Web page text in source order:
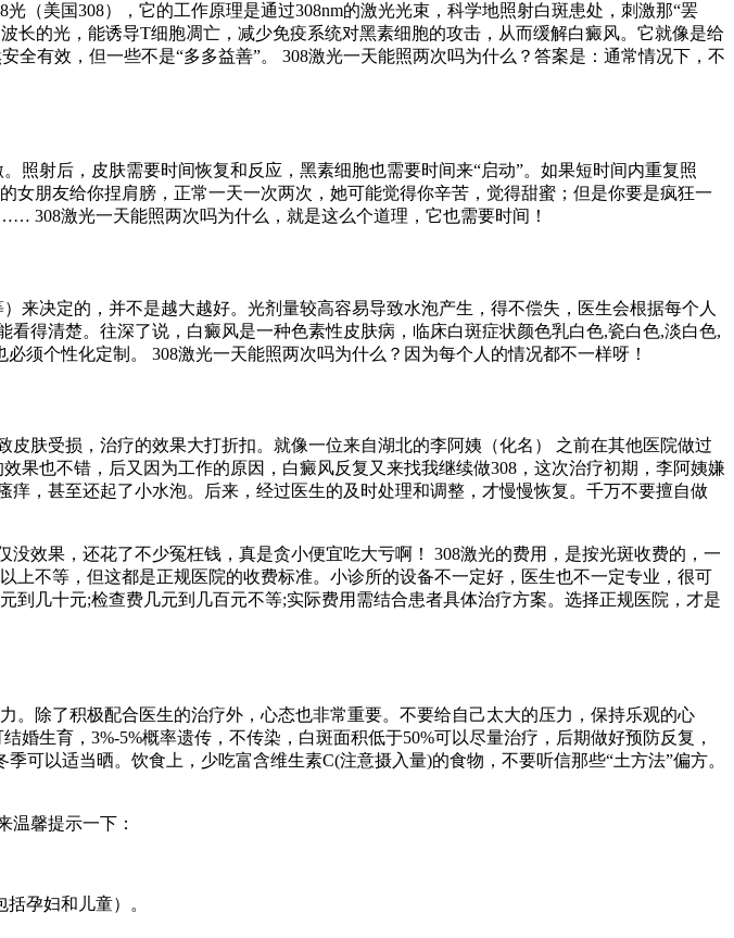
（美国308），它的工作原理是通过308nm的激光光束，科学地照射白斑患处，刺激那“罢
长的光，能诱导T细胞凋亡，减少免疫系统对黑素细胞的攻击，从而缓解白癜风。它就像是给
有效，但一些不是“多多益善”。 308激光一天能照两次吗为什么？答案是：通常情况下，不
照射后，皮肤需要时间恢复和反应，黑素细胞也需要时间来“启动”。如果短时间内重复照
朋友给你捏肩膀，正常一天一次两次，她可能觉得你辛苦，觉得甜蜜；但是你要是疯狂一
308激光一天能照两次吗为什么，就是这么个道理，它也需要时间！
来决定的，并不是越大越好。光剂量较高容易导致水泡产生，得不偿失，医生会根据每个人
得清楚。往深了说，白癜风是一种色素性皮肤病，临床白斑症状颜色乳白色,瓷白色,淡白色,
须个性化定制。 308激光一天能照两次吗为什么？因为每个人的情况都不一样呀！
肤受损，治疗的效果大打折扣。就像一位来自湖北的李阿姨（化名） 之前在其他医院做过
果也不错，后又因为工作的原因，白癜风反复又来找我继续做308，这次治疗初期，李阿姨嫌
，甚至还起了小水泡。后来，经过医生的及时处理和调整，才慢慢恢复。千万不要擅自做
效果，还花了不少冤枉钱，真是贪小便宜吃大亏啊！ 308激光的费用，是按光斑收费的，一
不等，但这都是正规医院的收费标准。小诊所的设备不一定好，医生也不一定专业，很可
几十元;检查费几元到几百元不等;实际费用需结合患者具体治疗方案。选择正规医院，才是
除了积极配合医生的治疗外，心态也非常重要。不要给自己太大的压力，保持乐观的心
生育，3%-5%概率遗传，不传染，白斑面积低于50%可以尽量治疗，后期做好预防反复，
可以适当晒。饮食上，少吃富含维生素C(注意摄入量)的食物，不要听信那些“土方法”偏方。
温馨提示一下：
孕妇和儿童）。